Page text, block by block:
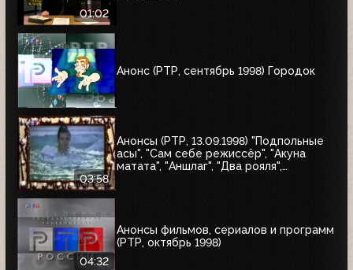
01:02
Анонс (РТР, сентябрь 1998) Городок
03:58
Анонсы (РТР, 13.09.1998) "Подпольные
асы", "Сам себе режиссёр", "Акуна
матата", "Аншлаг", "Два рояля",
04:32
Анонсы фильмов, сериалов и программ
(РТР, октябрь 1998)